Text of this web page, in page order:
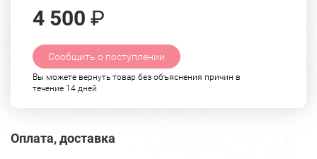
4 500 ₽
Сообщить о поступлении
Вы можете вернуть товар без объяснения причин в
течение 14 дней
Оплата, доставка